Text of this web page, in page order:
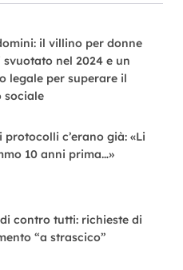
il villino per donne
nel 2024 e un
legale per superare il
sociale
protocolli c’erano già: «Li
10 anni prima…»
contro tutti: richieste di
“a strascico”